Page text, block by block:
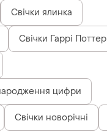
Свічки ялинка
Свічки Гаррі Поттер
цифри
Свічки новорічні